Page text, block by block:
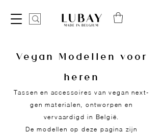
Vegan Modellen voor
heren
Tassen en accessoires van vegan next-
gen materialen, ontworpen en
vervaardigd in België.
De modellen op deze pagina zijn